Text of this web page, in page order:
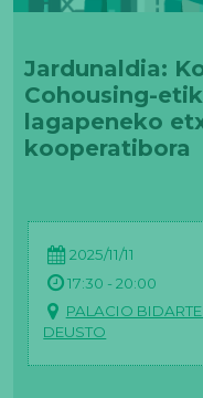
Jardunaldia:
Cohousing-
lagapeneko
kooperatibora
2025/11/11
17:30 - 20:00
PALACIO
DEUSTO